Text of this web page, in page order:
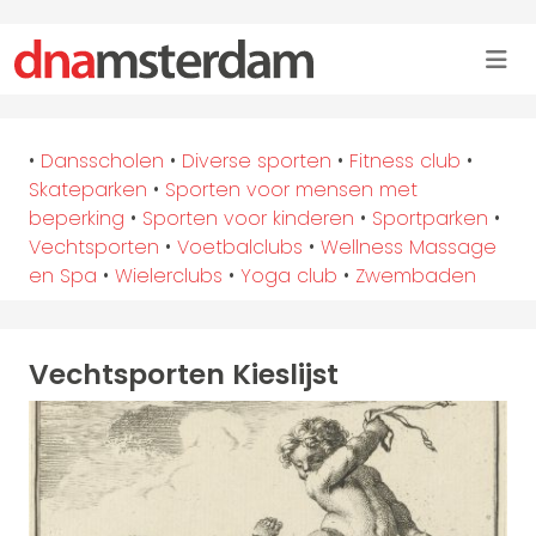
• Dansscholen • Diverse sporten • Fitness club •
Skateparken • Sporten voor mensen met
beperking • Sporten voor kinderen • Sportparken •
Vechtsporten • Voetbalclubs • Wellness Massage
en Spa • Wielerclubs • Yoga club • Zwembaden
Vechtsporten Kieslijst